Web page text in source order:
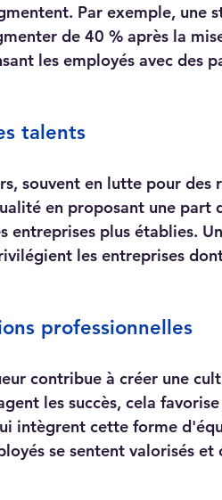
Par exemple, une
de 40 % après la
les employés avec des
talents
souvent en lutte pour des
en proposant une part
entreprises plus établies.
les entreprises
professionnelles
contribue à créer une
les succès, cela
intègrent cette forme
se sentent valorisés